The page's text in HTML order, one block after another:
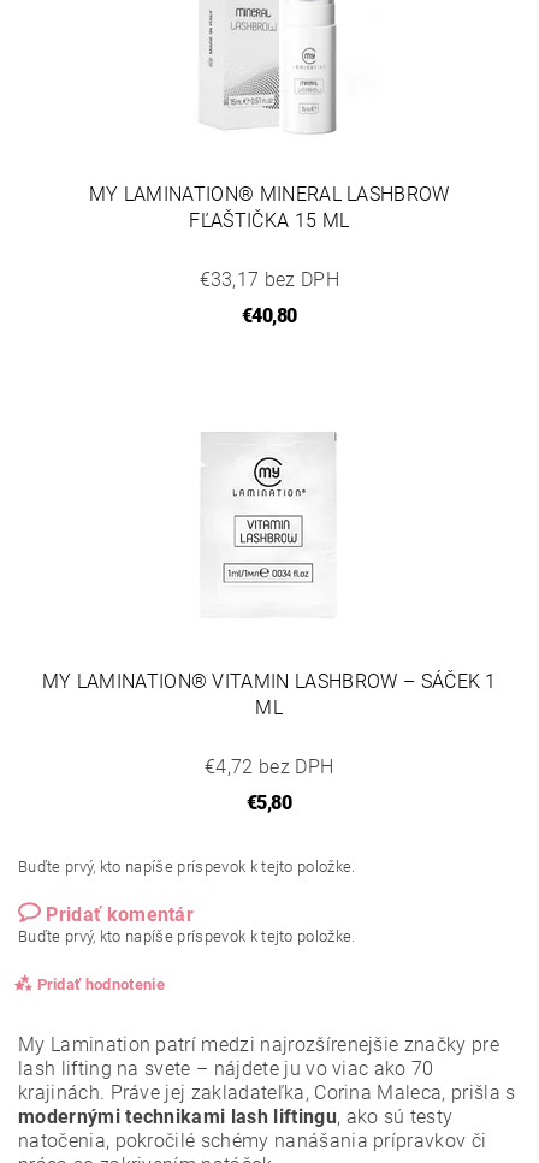
MY LAMINATION® MINERAL LASHBROW
FĽAŠTIČKA 15 ML
€33,17 bez DPH
€40,80
MY LAMINATION® VITAMIN LASHBROW – SÁČEK 1
ML
€4,72 bez DPH
€5,80
Buďte prvý, kto napíše príspevok k tejto položke.
Pridať komentár
Buďte prvý, kto napíše príspevok k tejto položke.
Pridať hodnotenie
My Lamination patrí medzi najrozšírenejšie značky pre
lash lifting na svete – nájdete ju vo viac ako 70
krajinách. Práve jej zakladateľka, Corina Maleca, prišla s
modernými technikami lash liftingu, ako sú testy
natočenia, pokročilé schémy nanášania prípravkov či